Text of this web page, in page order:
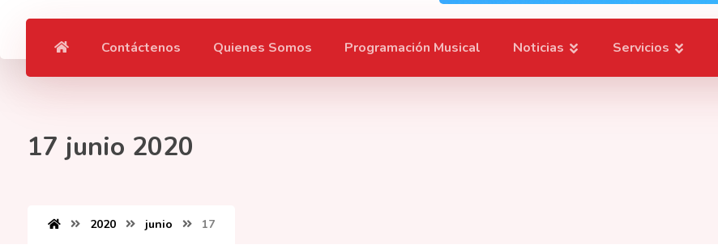
Contáctenos Quienes Somos Programación Musical Noticias Servicios
17 junio 2020
2020 junio 17